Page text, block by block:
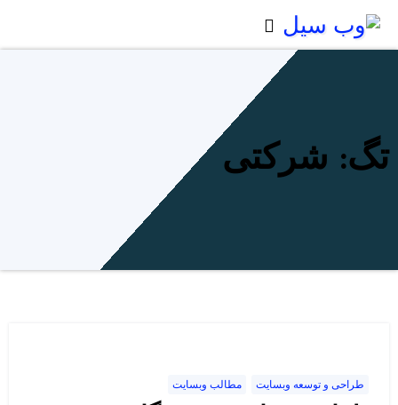
Skip
تگ: شرکتی
طراحی و توسعه وبسایت مطالب وبسایت